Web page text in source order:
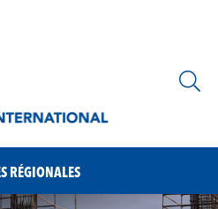
RÉGIONALES